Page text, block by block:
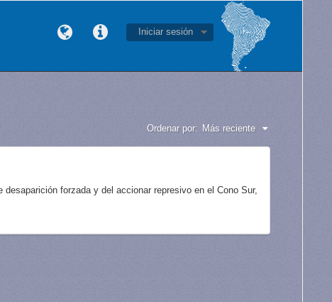
Iniciar sesión
Ordenar por: Más reciente
forzada y del accionar represivo en el Cono Sur,